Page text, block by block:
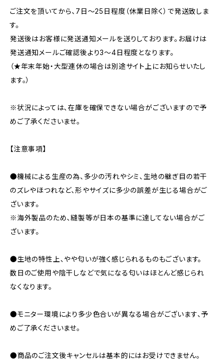
ご注文を頂いてから、7日〜25日程度（休業日除く）で発送致しま
す。
発送後はお客様に発送通知メールを送りしております。お届けは
発送通知メールご確認後より3〜4日程度となります。
（★年末年始・大型連休の場合は別途サイト上にお知らせいたし
ます。）
※状況によっては、在庫を確保できない場合がございますので予
めご了承くださいませ。
【注意事項】
●機械による生産の為、多少の汚れやシミ、生地の継ぎ目の若干
のズレやほつれなど、形やサイズに多少の誤差が生じる場合がご
ざいます。
※海外製品のため、縫製等が日本の基準に達してない場合がご
ざいます。
●生地の特性上、やや匂いが強く感じられるものもございます。
数日のご使用や陰干しなどで気になる匂いはほとんど感じられ
なくなります。
●モニター環境により多少色合いが異なる場合がございます、予
めご了承くださいませ。
●商品のご注文後キャンセルは基本的にはお受けできません。